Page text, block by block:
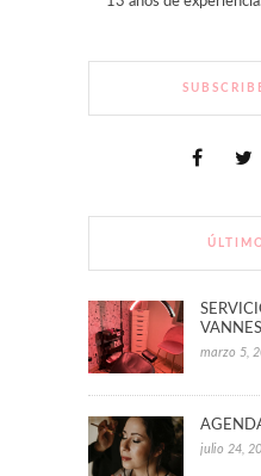
marzo 5,
julio 24,